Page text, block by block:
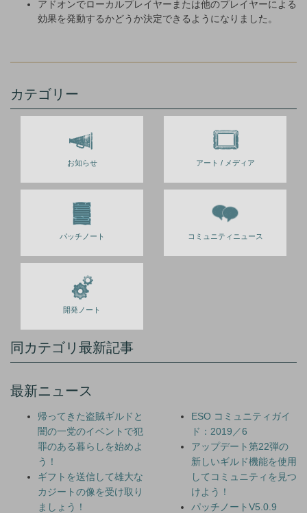
アドオンでローカルプレイヤーまたは他のプレイヤーによる
効果を発動するかどうか決定できるようになりました。
カテゴリー
お知らせ アート / メディア
パッチノート コミュニティニュース
開発ノート
同カテゴリ最新記事
最新ニュース
帰ってきた盗賊ギルドと
闇の一党のイベントで犯
罪のある暮らしを始めよ
う！
ギフトを送信して雄大な
カジートの像を受け取り
ましょう！
ESO コミュニティガイ
ド：2019／6
アップデート第22弾の
新しいギルド機能を使用
してコミュニティを見つ
けよう！
パッチノートV5.0.9